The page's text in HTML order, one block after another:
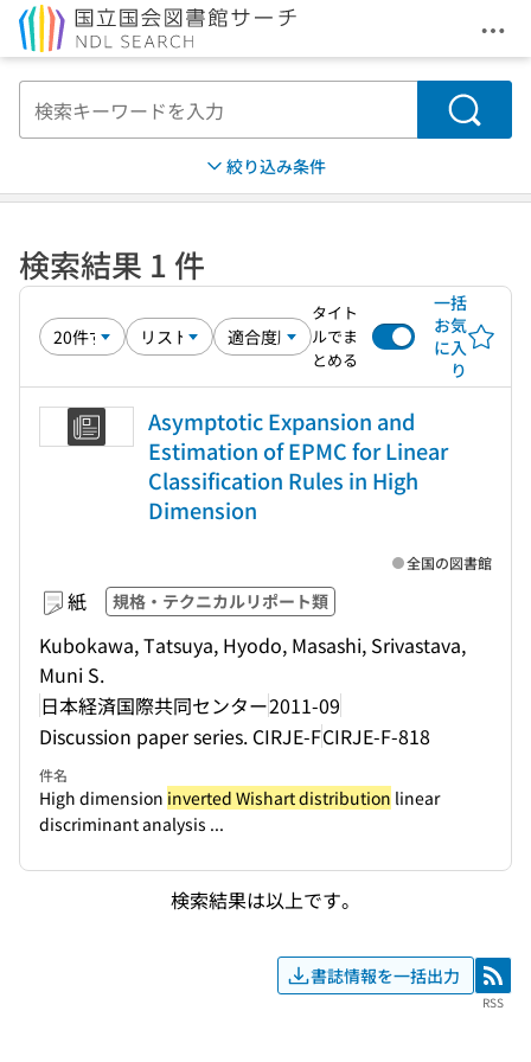
メ
検索
絞り込み条件
検索結果 1 件
タイト
ルでま
とめる
一括
お気
に入
り
Asymptotic Expansion and
Estimation of EPMC for Linear
Classification Rules in High
Dimension
紙 規格・テクニカルリポート類
Kubokawa, Tatsuya, Hyodo, Masashi, Srivastava,
Muni S.
日本経済国際共同センター2011-09
Discussion paper series. CIRJE-FCIRJE-F-818
全国の図書館
件名
High dimension inverted Wishart distribution linear
discriminant analysis ...
検索結果は以上です。
書誌情報を一括出力 RSS
RSS